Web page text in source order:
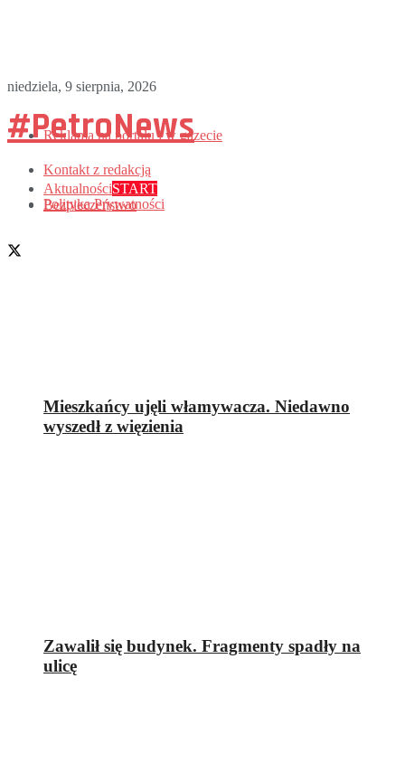
niedziela, 9 sierpnia, 2026
Reklama na portalu i w gazecie
Kontakt z redakcją
Polityka Prywatności
#PetroNews
AktualnościSTART
Bezpieczeństwo
Mieszkańcy ujęli włamywacza. Niedawno
wyszedł z więzienia
Zawalił się budynek. Fragmenty spadły na
ulicę